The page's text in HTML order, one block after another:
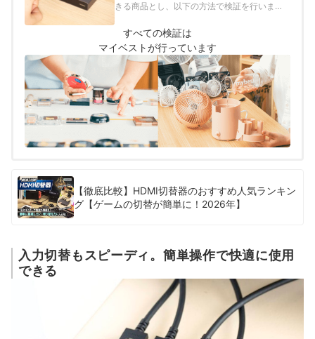
きる商品とし、以下の方法で検証を行いまし
すべての検証は
マイベストが行っています
【徹底比較】HDMI切替器のおすすめ人気ランキン
グ【ゲームの切替が簡単に！2026年】
入力切替もスピーディ。簡単操作で快適に使用
できる